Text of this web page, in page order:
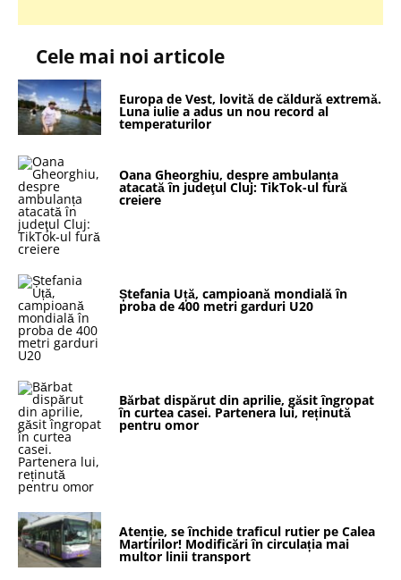
Cele mai noi articole
Europa de Vest, lovită de căldură extremă.
Luna iulie a adus un nou record al
temperaturilor
Oana Gheorghiu, despre ambulanța
atacată în judeţul Cluj: TikTok-ul fură
creiere
Ștefania Uță, campioană mondială în
proba de 400 metri garduri U20
Bărbat dispărut din aprilie, găsit îngropat
în curtea casei. Partenera lui, reținută
pentru omor
Atenție, se închide traficul rutier pe Calea
Martirilor! Modificări în circulația mai
multor linii transport